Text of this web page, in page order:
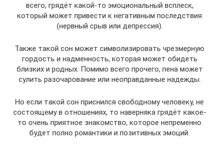
всего, грядёт какой-то эмоциональный всплеск,
который может привести к негативным последствия
(нервный срыв или депрессия).
Также такой сон может символизировать чрезмерную
гордость и надменность, которая может обидеть
близких и родных. Помимо всего прочего, пена может
сулить разочарование или неоправданные надежды.
Но если такой сон приснился свободному человеку, не
состоящему в отношениях, то наверняка грядёт какое-
то очень приятное знакомство, которое непременно
будет полно романтики и позитивных эмоций.